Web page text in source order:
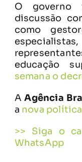
O governo
discussão
como
educação
semana o
AAgência
a nova política
>> Siga o
WhatsApp